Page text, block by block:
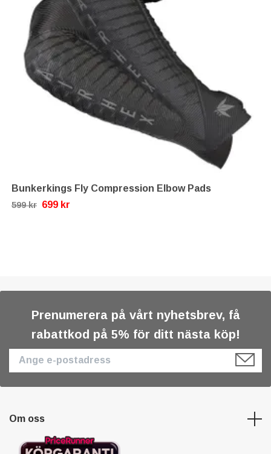
Bunkerkings Fly Compression Elbow Pads
599 kr 699 kr
Prenumerera på vårt nyhetsbrev, få
rabattkod på 5% för ditt nästa köp!
Om oss